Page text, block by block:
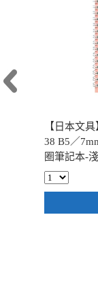
【日本文
38 B5／
圈筆記本-